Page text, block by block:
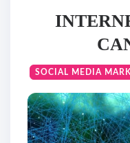
SOCIAL MEDIA